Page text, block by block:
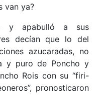
van ya?
y apabulló a sus
decían que lo del
azucaradas, no
y puro de Poncho y
Rois con su “firi-
pronosticaron